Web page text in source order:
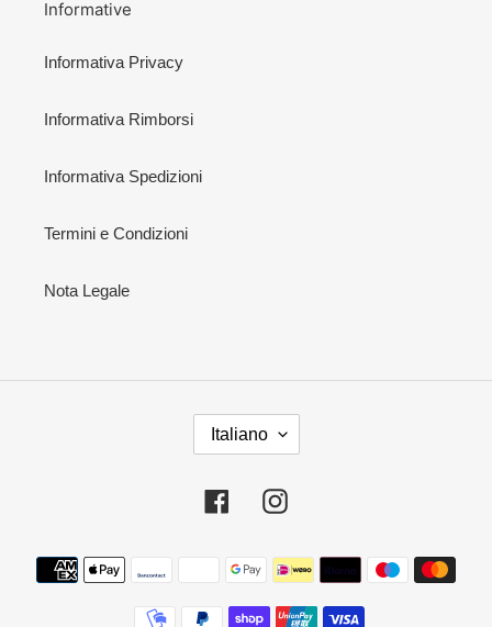
Informative
Informativa Privacy
Informativa Rimborsi
Informativa Spedizioni
Termini e Condizioni
Nota Legale
G
U
Italiano
FacebookInstagram
Metodi
di
pagamento